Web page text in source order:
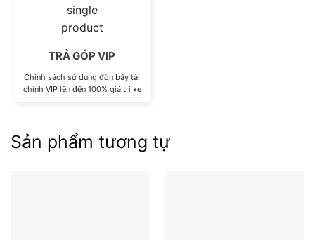
TRẢ GÓP VIP
Chính sách sử dụng đòn bẩy tài
chính VIP lên đến 100% giá trị xe
Sản phẩm tương tự